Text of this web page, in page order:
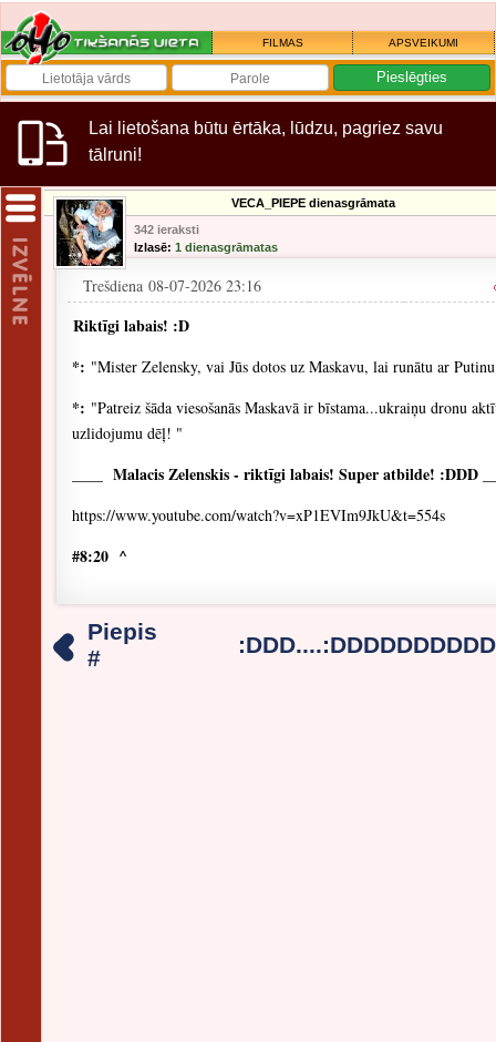
FILMAS APSVEIKUMI
Lai lietošana būtu ērtāka, lūdzu, pagriez savu
tālruni!
VECA_PIEPE dienasgrāmata
342 ieraksti
Izlasē: 1 dienasgrāmatas
Trešdiena 08-07-2026 23:16
Riktīgi labais! :D
*: "Mister Zelensky, vai Jūs dotos uz Maskavu, lai runātu ar
*: "Patreiz šāda viesošanās Maskavā ir bīstama...ukraiņu dronu
uzlidojumu dēļ! "
____ Malacis Zelenskis - riktīgi labais! Super atbilde! :DDD
https://www.youtube.com/watch?v=xP1EVIm9JkU&t=554s
#8:20 ^
Piepis
#